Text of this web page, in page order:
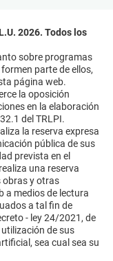
2026. Todos los
sobre programas
parte de ellos,
página web.
la oposición
en la elaboración
del TRLPI.
la reserva expresa
pública de sus
prevista en el
una reserva
obras y otras
a medios de lectura
a tal fin de
- ley 24/2021, de
de sus
sea cual sea su